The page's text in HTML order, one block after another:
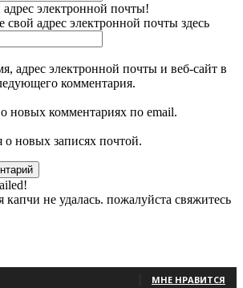
электронной почты!
свой адрес электронной почты здесь
адрес электронной почты и веб-сайт в
комментария.
новых комментариях по email.
о новых записях почтой.
капчи не удалась. пожалуйста свяжитесь
МНЕ НРАВИТСЯ